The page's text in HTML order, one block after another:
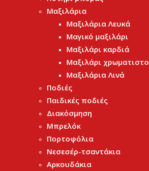
Μαξιλάρια
Μαξιλάρια Λευκά
Μαγικό μαξιλάρι
Μαξιλάρι καρδιά
Μαξιλάρι χρωματιστο
Μαξιλάρια Λινά
Ποδιές
Παιδικές ποδιές
Διακόσμηση
Μπρελόκ
Πορτοφόλια
Νεσεσέρ-τσαντάκια
Αρκουδάκια